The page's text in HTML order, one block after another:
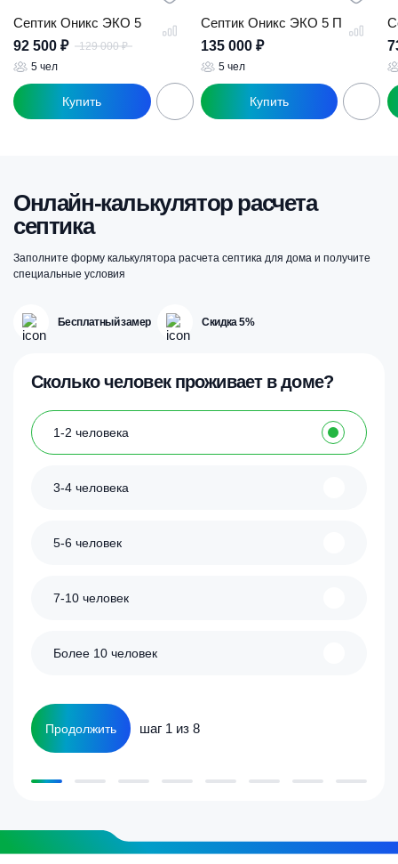
Септик Оникс ЭКО 5
129 000₽
Первоначальная
129
000 ₽.
92 500 ₽
500 ₽.
5 чел
Септик Оникс ЭКО 5 П
135 000 ₽
5 чел
Онлайн-калькулятор расчета
септика
Заполните форму калькулятора расчета септика для дома и получите
специальные условия
Бесплатный замер Скидка 5%
Сколько человек проживает в доме?
1-2 человека
3-4 человека
5-6 человек
7-10 человек
Более 10 человек
Продолжить шаг 1 из 8